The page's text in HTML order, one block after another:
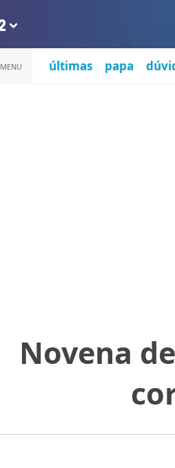
MENU últimas papa
Novena